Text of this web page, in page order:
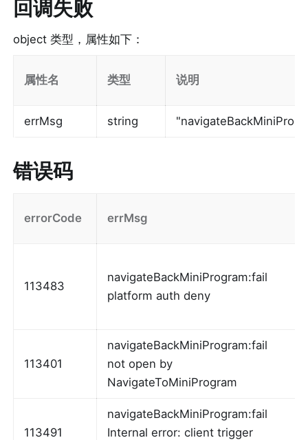
回调失败
object 类型，属性如下：
属性名 类型 说明
errMsg string
错误码
errorCode errMsg
113483
navigateBackMiniProgram:fail
platform auth deny
113401
navigateBackMiniProgram:fail
not open by
NavigateToMiniProgram
113491
navigateBackMiniProgram:fail
Internal error: client trigger